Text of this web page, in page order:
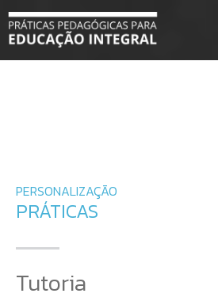
PERSONALIZAÇÃO
PRÁTICAS
Tutoria